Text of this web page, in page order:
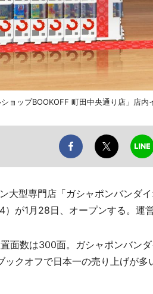
ョップBOOKOFF 町田中央通り店」店内
大型専門店「ガシャポンバンダ
が1月28日、オープンする。運
面数は300面。ガシャポンバン
ックオフで日本一の売り上げが多